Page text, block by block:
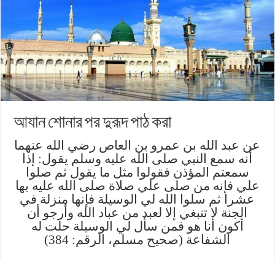
আযান শোনার পর দুরূদ পাঠ করা
عن عبد الله بن عمرو بن العاص رضي الله عنهما
أنه سمع النبي صلى الله عليه وسلم يقول: إذا
سمعتم المؤذن فقولوا مثل ما يقول ثم صلوا
علي فإنه من صلى علي صلاة صلى الله عليه بها
عشرا ثم سلوا الله لي الوسيلة فإنها منزلة في
الجنة لا تنبغي إلا لعبد من عباد الله وأرجو أن
أكون أنا هو فمن سأل لي الوسيلة حلت له
الشفاعة (صحيح مسلم، الرقم: 384)